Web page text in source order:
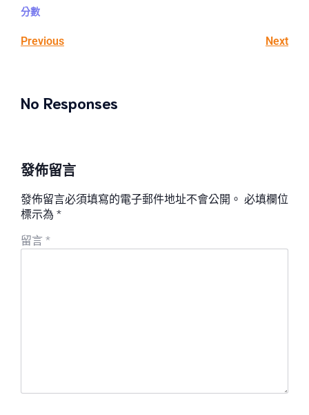
分數
Previous Next
No Responses
發佈留言
發佈留言必須填寫的電子郵件地址不會公開。 必填欄位
標示為 *
留言 *